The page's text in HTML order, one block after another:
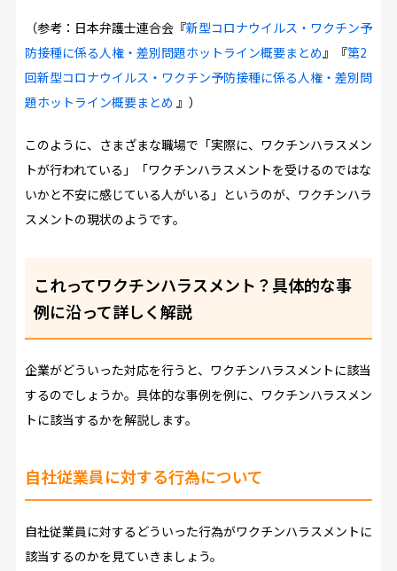
（参考：日本弁護士連合会『新型コロナウイルス・ワクチン予
防接種に係る人権・差別問題ホットライン概要まとめ』『第2
回新型コロナウイルス・ワクチン予防接種に係る人権・差別問
題ホットライン概要まとめ 』）
このように、さまざまな職場で「実際に、ワクチンハラスメン
トが行われている」「ワクチンハラスメントを受けるのではな
いかと不安に感じている人がいる」というのが、ワクチンハラ
スメントの現状のようです。
これってワクチンハラスメント？具体的な事
例に沿って詳しく解説
企業がどういった対応を行うと、ワクチンハラスメントに該当
するのでしょうか。具体的な事例を例に、ワクチンハラスメン
トに該当するかを解説します。
自社従業員に対する行為について
自社従業員に対するどういった行為がワクチンハラスメントに
該当するのかを見ていきましょう。